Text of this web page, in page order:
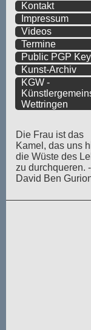
Kontakt
Impressum
Videos
Termine
Public PGP Key
Kunst-Archiv
KGW -
Wettringen
Die Frau ist das
Kamel, das uns
die Wüste des
zu durchqueren. -
David Ben